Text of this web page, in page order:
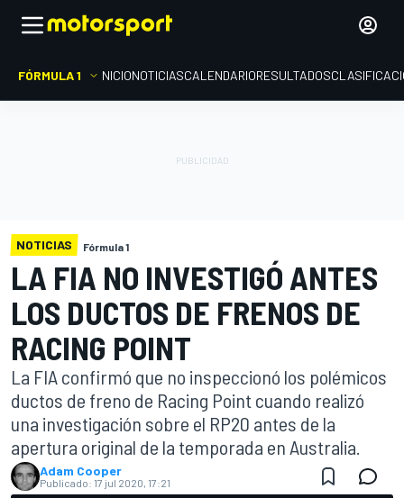
FÓRMULA 1 INICIONOTICIASCALENDARIORESULTADOS
NOTICIAS Fórmula 1
LA FIA NO INVESTIGÓ ANTES
LOS DUCTOS DE FRENOS DE
RACING POINT
La FIA confirmó que no inspeccionó los polémicos
ductos de freno de Racing Point cuando realizó
una investigación sobre el RP20 antes de la
apertura original de la temporada en Australia.
Adam Cooper
Publicado: 17 jul 2020, 17:21